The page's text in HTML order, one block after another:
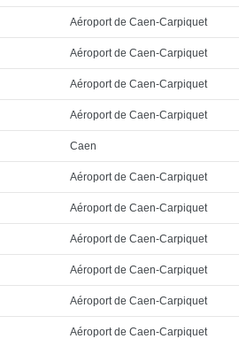
Aéroport de Caen-Carpiquet
Aéroport de Caen-Carpiquet
Aéroport de Caen-Carpiquet
Aéroport de Caen-Carpiquet
Caen
Aéroport de Caen-Carpiquet
Aéroport de Caen-Carpiquet
Aéroport de Caen-Carpiquet
Aéroport de Caen-Carpiquet
Aéroport de Caen-Carpiquet
Aéroport de Caen-Carpiquet